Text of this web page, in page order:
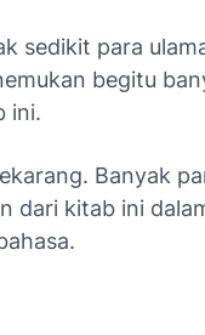
sedikit para
begitu
ini.
Banyak
dari kitab ini